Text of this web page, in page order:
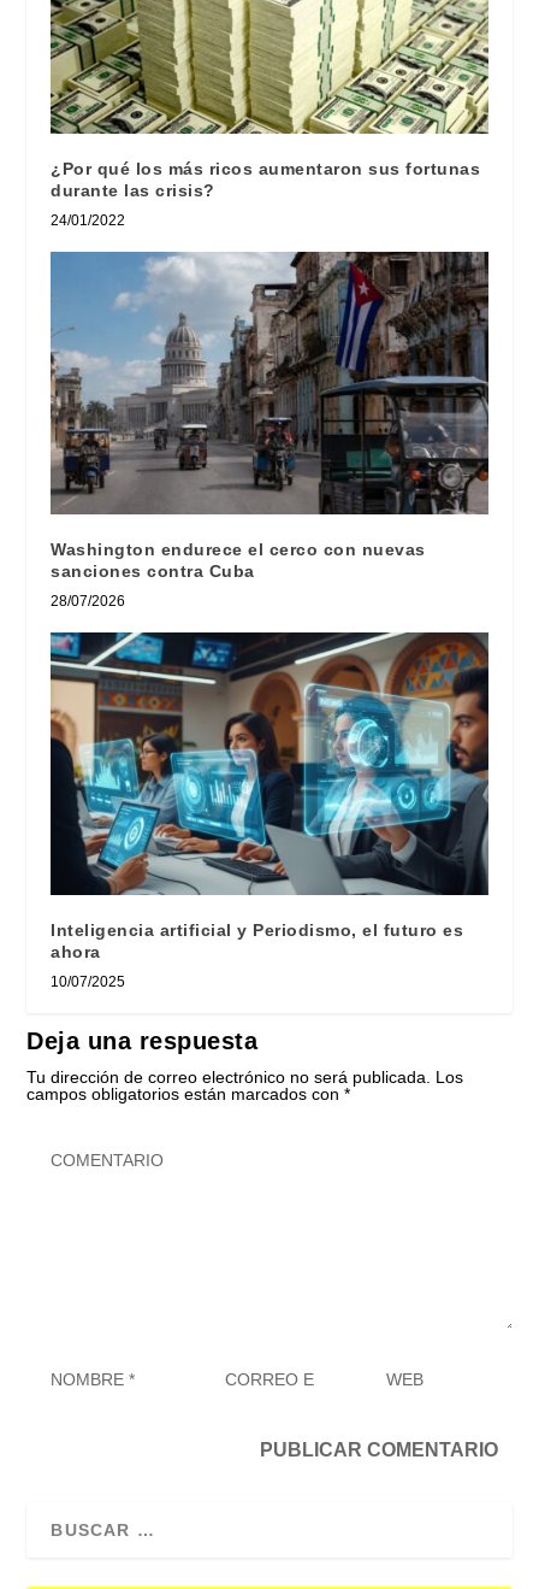
¿Por qué los más ricos aumentaron sus fortunas
durante las crisis?
24/01/2022
Washington endurece el cerco con nuevas
sanciones contra Cuba
28/07/2026
Inteligencia artificial y Periodismo, el futuro es
ahora
10/07/2025
Deja una respuesta
Tu dirección de correo electrónico no será publicada.
Los
campos obligatorios están marcados con*